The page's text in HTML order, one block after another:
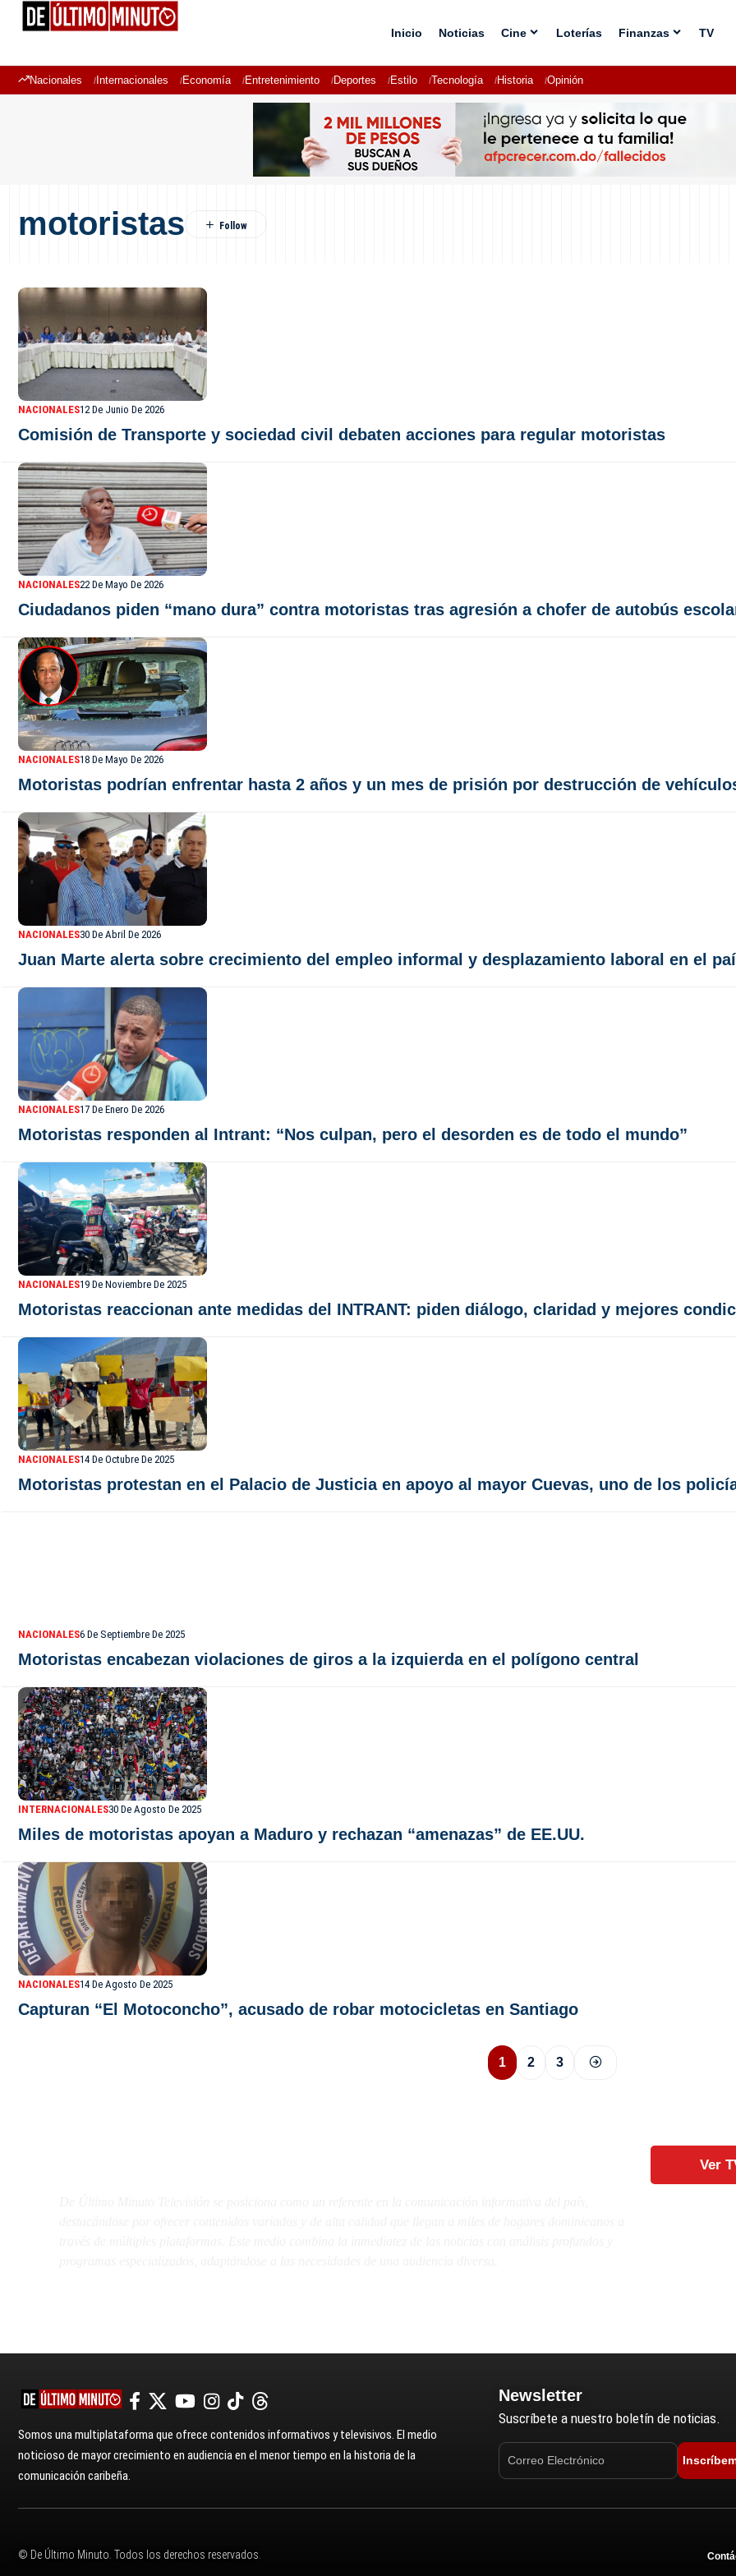
Inicio Noticias Cine Loterías Finanzas TV
Nacionales Internacionales Economía Entretenimiento Deportes Estilo Tecnología Historia Opinión
motoristas
NACIONALES12 De Junio De 2026
Comisión de Transporte y sociedad civil debaten acciones para regular motoristas
NACIONALES22 De Mayo De 2026
Ciudadanos piden “mano dura” contra motoristas tras agresión a chofer de autobús
NACIONALES18 De Mayo De 2026
Motoristas podrían enfrentar hasta 2 años y un mes de prisión por destrucción de
NACIONALES30 De Abril De 2026
Juan Marte alerta sobre crecimiento del empleo informal y desplazamiento laboral en el
NACIONALES17 De Enero De 2026
Motoristas responden al Intrant: “Nos culpan, pero el desorden es de todo el mundo”
NACIONALES19 De Noviembre De 2025
Motoristas reaccionan ante medidas del INTRANT: piden diálogo, claridad y mejores
NACIONALES14 De Octubre De 2025
Motoristas protestan en el Palacio de Justicia en apoyo al mayor Cuevas, uno de los
NACIONALES6 De Septiembre De 2025
Motoristas encabezan violaciones de giros a la izquierda en el polígono central
INTERNACIONALES30 De Agosto De 2025
Miles de motoristas apoyan a Maduro y rechazan “amenazas” de EE.UU.
NACIONALES14 De Agosto De 2025
Capturan “El Motoconcho”, acusado de robar motocicletas en Santiago
1 2 3
Ver
Somos una multiplataforma que ofrece contenidos informativos y televisivos. El medio
noticioso de mayor crecimiento en audiencia en el menor tiempo en la historia de la
comunicación caribeña.
Newsletter
Suscríbete a nuestro boletín de noticias.
© De Último Minuto. Todos los derechos reservados.